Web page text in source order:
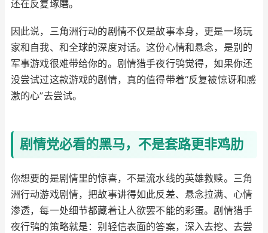
还在反复琢磨。
因此说，三角洲行动的剧情不仅是故事本身，更是一场玩
家和自我、和全球的深度对话。这份心情和悬念，是别的
军事游戏很难带给你的。剧情猎手夜行鸮觉得，如果你还
没尝试过这款游戏的剧情，真的值得带着“反复被惊讶和感
激的心”去尝试。
剧情党必看的黑马，不是套路更非鸡肋
你想要的是剧情里的惊喜，不是流水线的英雄救赎。三角
洲行动游戏剧情，把故事讲得如此反差、悬念拉满、心情
渗透，每一处细节都藏着让人欲罢不能的彩蛋。剧情猎手
夜行鸮的策略就是：别轻信表面的答案，深入去挖、去尝